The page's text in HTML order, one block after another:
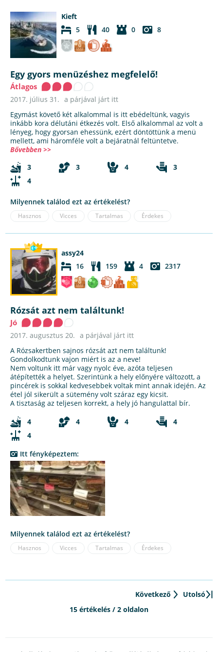
Kieft
5
40 0 8
Egy gyors menüzéshez megfelelő!
Átlagos
2017. július 31. a párjával járt itt
Egymást követő két alkalommal is itt ebédeltünk, vagyis
inkább kora délutáni étkezés volt. Első alkalommal az volt a
lényeg, hogy gyorsan ehessünk, ezért döntöttünk a menü
mellett, ami háromféle volt a bejáratnál feltüntetve.
Bővebben >>
3
3 4
3
4
Milyennek találod ezt az értékelést?
Hasznos Vicces Tartalmas Érdekes
assy24
16
159 4 2317
Rózsát azt nem találtunk!
Jó
2017. augusztus 20. a párjával járt itt
A Rózsakertben sajnos rózsát azt nem találtunk!
Gondolkodtunk vajon miért is az a neve!
Nem voltunk itt már vagy nyolc éve, azóta teljesen
átépítették a helyet. Szerintünk a hely előnyére változott, a
pincérek is sokkal kedvesebbek voltak mint annak idején. Az
étel jól sikerült a sütemény volt száraz egy kicsit.
A tisztaság az teljesen korrekt, a hely jó hangulattal bír.
4
4 4
4
4
Itt fényképeztem:
Milyennek találod ezt az értékelést?
Hasznos Vicces Tartalmas Érdekes
Következő
Utolsó
15 értékelés / 2 oldalon